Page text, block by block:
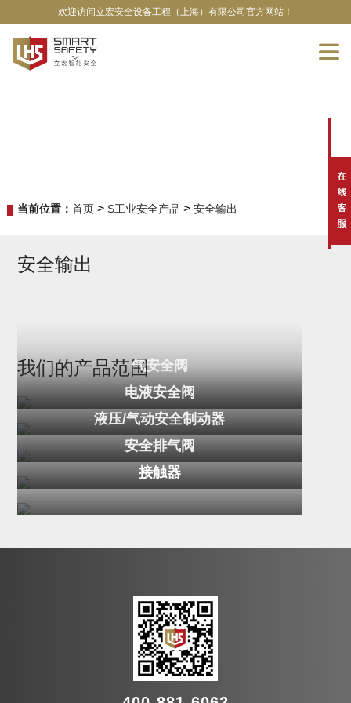
欢迎访问立宏安全设备工程（上海）有限公司官方网站！
当前位置：首页 >S工业安全产品 >安全输出
安全输出
我们的产品范围气安全阀
电液安全阀
液压/气动安全制动器
安全排气阀
接触器